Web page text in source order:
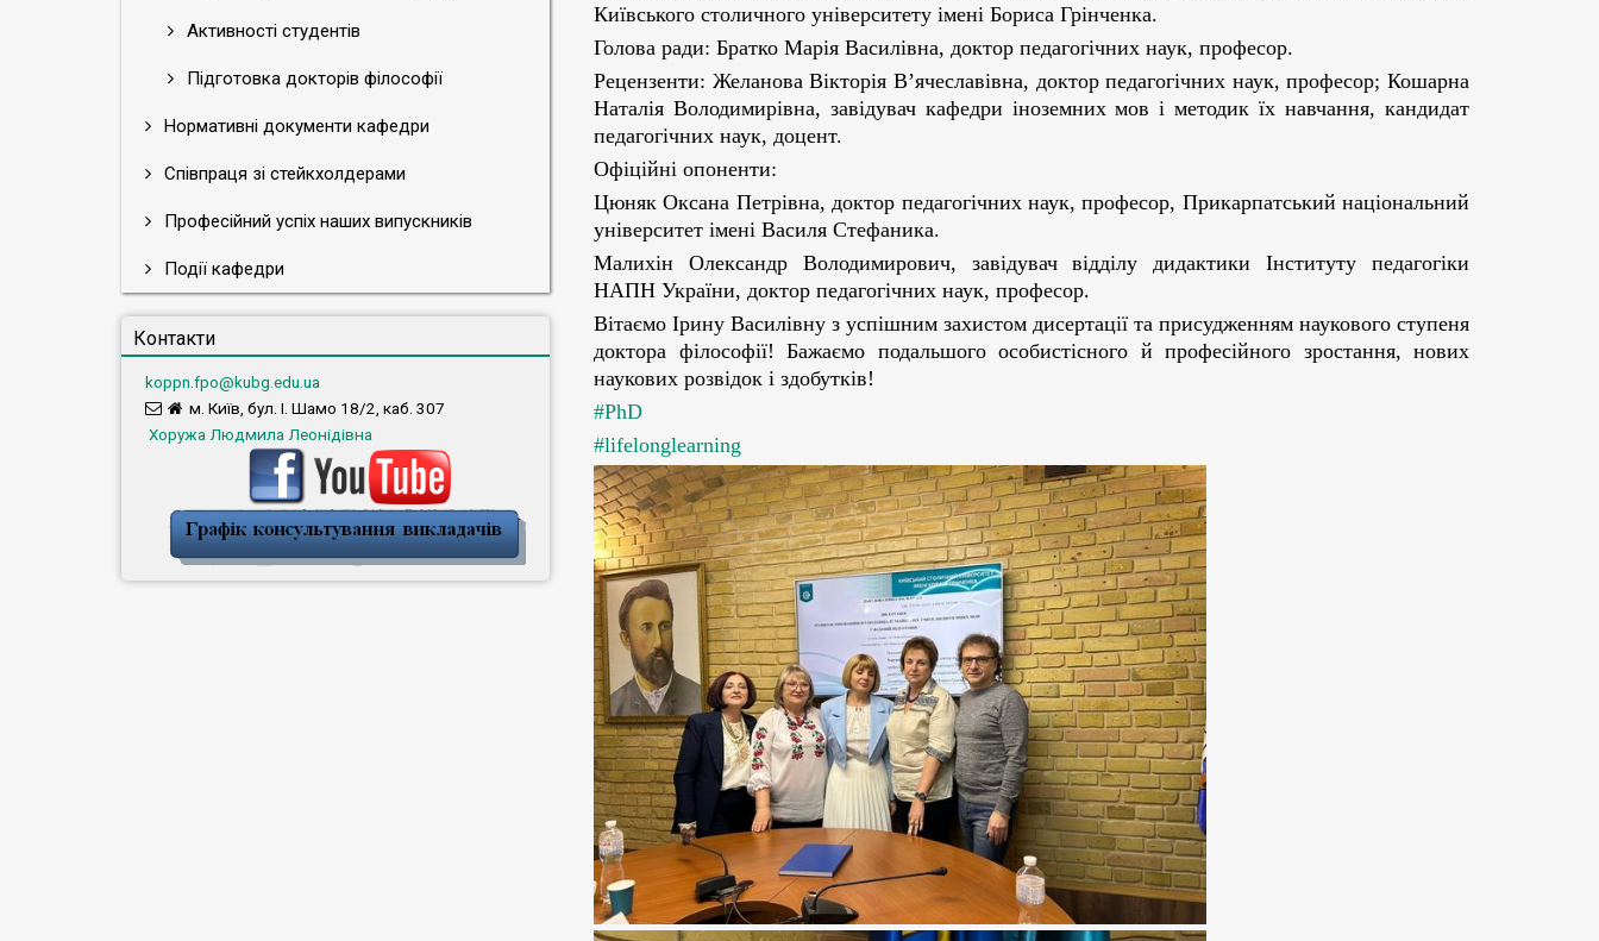
Активності студентів
Підготовка докторів філософії
Нормативні документи кафедри
Співпраця зі стейкхолдерами
Професійний успіх наших випускників
Події кафедри
Контакти
koppn.fpo@kubg.edu.ua
м. Київ, бул. І. Шамо 18/2, каб. 307
Хоружа Людмила Леонідівна
Київського столичного університету імені Бориса Грінченка.
Голова ради: Братко Марія Василівна, доктор педагогічних наук, професор.
Рецензенти: Желанова Вікторія В’ячеславівна, доктор педагогічних наук, професор; Кошарна
Наталія Володимирівна, завідувач кафедри іноземних мов і методик їх навчання, кандидат
педагогічних наук, доцент.
Офіційні опоненти:
Цюняк Оксана Петрівна, доктор педагогічних наук, професор, Прикарпатський національний
університет імені Василя Стефаника.
Малихін Олександр Володимирович, завідувач відділу дидактики Інституту педагогіки
НАПН України, доктор педагогічних наук, професор.
Вітаємо Ірину Василівну з успішним захистом дисертації та присудженням наукового ступеня
доктора філософії! Бажаємо подальшого особистісного й професійного зростання, нових
наукових розвідок і здобутків!
#PhD
#lifelonglearning